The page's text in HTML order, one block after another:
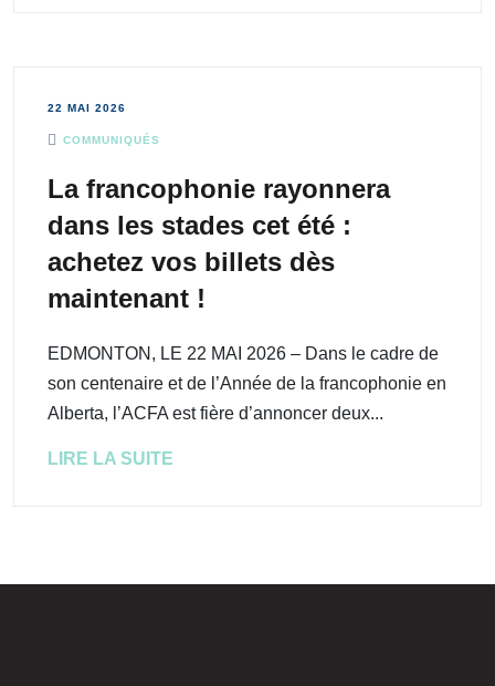
22 MAI 2026
COMMUNIQUÉS
La francophonie rayonnera
dans les stades cet été :
achetez vos billets dès
maintenant !
EDMONTON, LE 22 MAI 2026 – Dans le cadre de
son centenaire et de l’Année de la francophonie en
Alberta, l’ACFA est fière d’annoncer deux...
LIRE LA SUITE